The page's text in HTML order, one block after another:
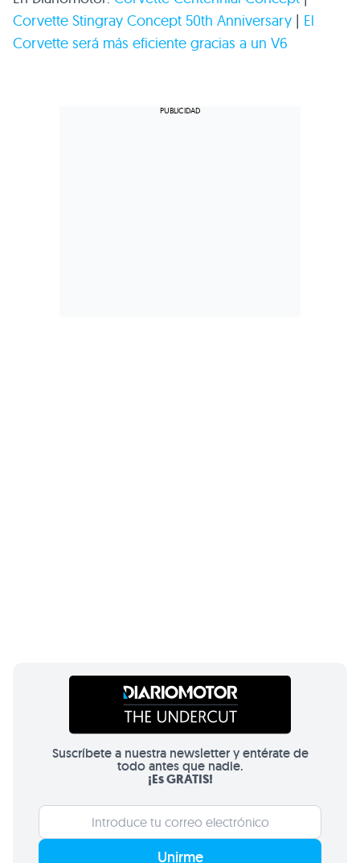
Corvette Stingray Concept 50th Anniversary | El
Corvette será más eficiente gracias a un V6
Suscríbete a nuestra newsletter y entérate de
todo antes que nadie.
¡Es GRATIS!
Unirme